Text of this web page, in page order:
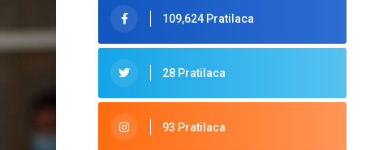
109,624 Pratilaca
28 Pratilaca
93 Pratilaca